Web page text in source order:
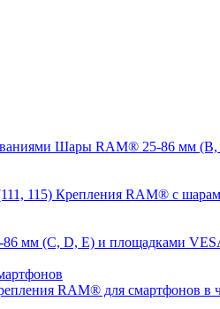
Шары RAM® 25-86 мм (B,
Крепления RAM® с
мм (C, D, E) и площадками
RAM® для смартфонов в